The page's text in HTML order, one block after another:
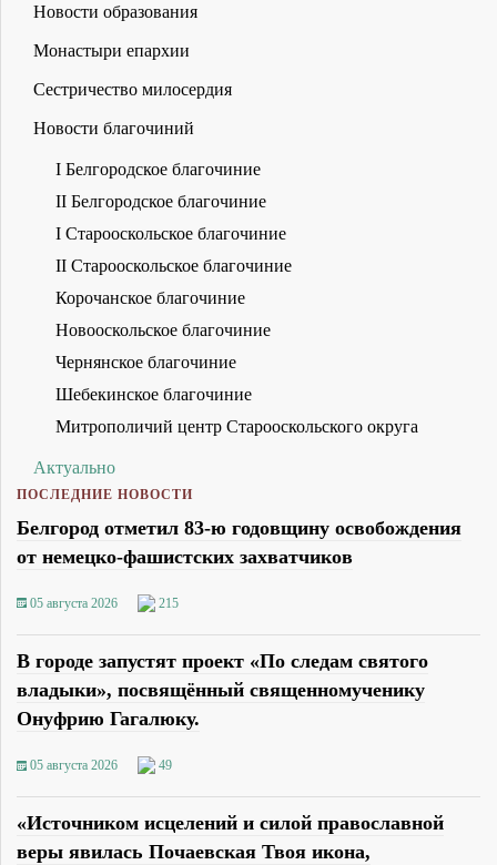
Новости образования
Монастыри епархии
Сестричество милосердия
Новости благочиний
I Белгородское благочиние
II Белгородское благочиние
I Старооскольское благочиние
II Старооскольское благочиние
Корочанское благочиние
Новооскольское благочиние
Чернянское благочиние
Шебекинское благочиние
Митрополичий центр Старооскольского округа
Актуально
ПОСЛЕДНИЕ НОВОСТИ
Белгород отметил 83-ю годовщину освобождения
от немецко-фашистских захватчиков
05 августа 2026 215
В городе запустят проект «По следам святого
владыки», посвящённый священномученику
Онуфрию Гагалюку.
05 августа 2026 49
«Источником исцелений и силой православной
веры явилась Почаевская Твоя икона,